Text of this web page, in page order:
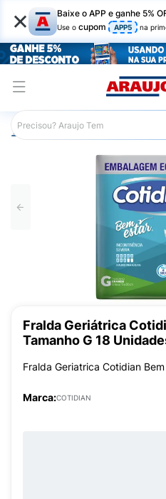
× Baixe o APP e ganhe 5%
Use o cupom APP5 na
Araujo Saúde e Bem Estar
Fralda Geriátrica
Tamanho G 18
Fralda Geriatrica Cotidian
Marca:COTIDIAN